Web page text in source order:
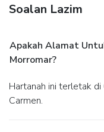
Soalan Lazim
Apakah Alamat
Morromar?
Hartanah ini terletak di Calle Mato, 13 dalam Puerto Del
Carmen.